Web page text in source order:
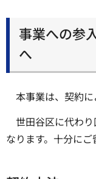
事業への参
へ
本事業は、契約に
世田谷区に代わ
なります。十分にご